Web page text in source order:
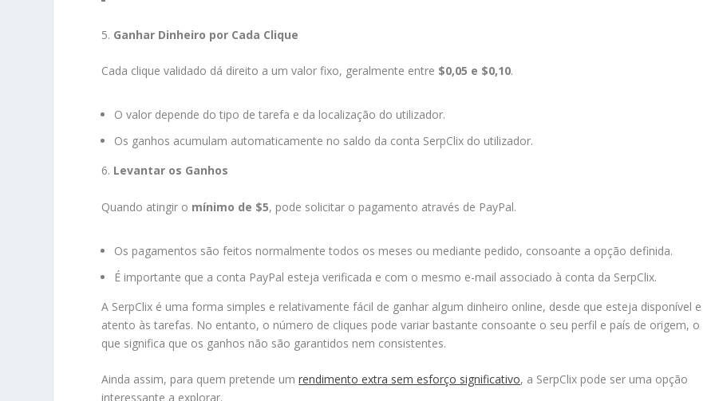
5. Ganhar Dinheiro por Cada Clique
Cada clique validado dá direito a um valor fixo, geralmente entre $0,05 e $0,10.
O valor depende do tipo de tarefa e da localização do utilizador.
Os ganhos acumulam automaticamente no saldo da conta SerpClix do utilizador.
6. Levantar os Ganhos
Quando atingir o mínimo de $5, pode solicitar o pagamento através de PayPal.
Os pagamentos são feitos normalmente todos os meses ou mediante pedido, consoante a opção definida.
É importante que a conta PayPal esteja verificada e com o mesmo e-mail associado à conta da SerpClix.
A SerpClix é uma forma simples e relativamente fácil de ganhar algum dinheiro online, desde que esteja disponível e
atento às tarefas. No entanto, o número de cliques pode variar bastante consoante o seu perfil e país de origem, o
que significa que os ganhos não são garantidos nem consistentes.
Ainda assim, para quem pretende umrendimento extra sem esforço significativo, a SerpClix pode ser uma opção
interessante a explorar.